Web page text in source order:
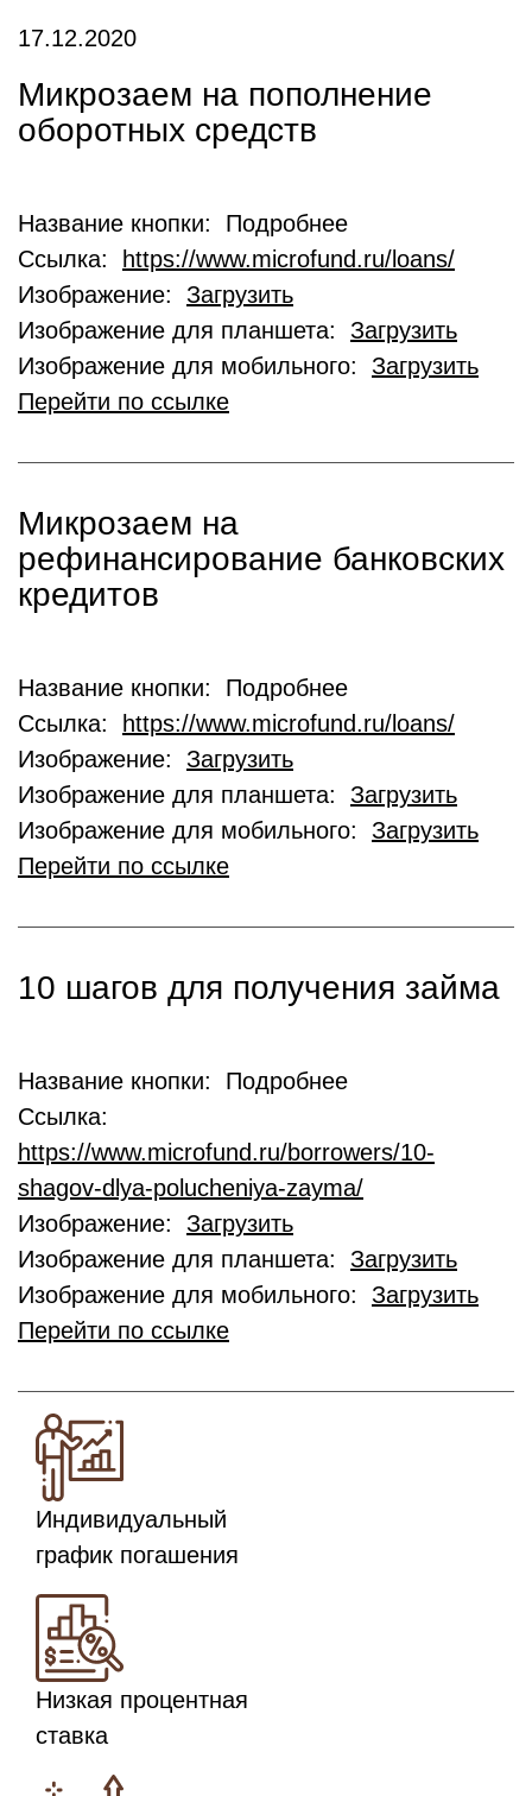
17.12.2020
Микрозаем на пополнение
оборотных средств
Название кнопки: Подробнее
Ссылка:
https://www.microfund.ru/loans/
Изображение: Загрузить
Изображение для планшета: Загрузить
Изображение для мобильного: Загрузить
Перейти по ссылке
Микрозаем на
рефинансирование банковских
кредитов
Название кнопки: Подробнее
Ссылка:
https://www.microfund.ru/loans/
Изображение: Загрузить
Изображение для планшета: Загрузить
Изображение для мобильного: Загрузить
Перейти по ссылке
10 шагов для получения займа
Название кнопки: Подробнее
Ссылка:
https://www.microfund.ru/borrowers/10-
shagov-dlya-polucheniya-zayma/
Изображение: Загрузить
Изображение для планшета: Загрузить
Изображение для мобильного: Загрузить
Перейти по ссылке
Индивидуальный
график погашения
Низкая процентная
ставка